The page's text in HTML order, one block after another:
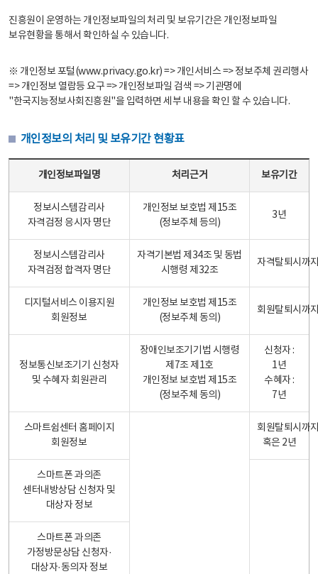
진흥원이 운영하는 개인정보파일의 처리 및 보유기간은 개인정보파일
보유현황을 통해서 확인하실 수 있습니다.
※ 개인정보 포털(www.privacy.go.kr) => 개인서비스 => 정보주체 권리행사
=> 개인정보 열람등 요구 => 개인정보파일 검색 => 기관명에
"한국지능정보사회진흥원"을 입력하면 세부 내용을 확인 할 수 있습니다.
개인정보의 처리 및 보유기간 현황표
개인정보파일명 처리근거 보유기간
정보시스템감리사
자격검정 응시자 명단
개인정보 보호법 제15조
(정보주체 등의)
3년
정보시스템감리사
자격검정 합격자 명단
자격기본법 제34조 및 동법
시행령 제32조
자격탈퇴시까
디지털서비스 이용지원
회원정보
개인정보 보호법 제15조
(정보주체 동의)
회원탈퇴시까
정보통신보조기기 신청자
및 수혜자 회원관리
장애인보조기기법 시행령
제7조 제1호
개인정보 보호법 제15조
(정보주체 동의)
신청자 :
1년
수혜자 :
7년
스마트쉼센터 홈페이지
회원정보
회원탈퇴시까
혹은 2년
스마트폰 과의존
센터내방상담 신청자 및
대상자 정보
스마트폰 과의존
가정방문상담 신청자·
대상자·동의자 정보